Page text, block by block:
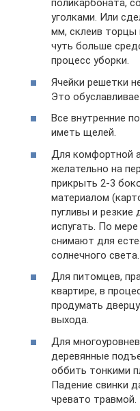
поликарбоната,
уголками. Или
мм, склеив торцы
чуть больше
процесс уборки.
Ячейки решетки
Это
Все внутренние
иметь щелей.
Для комфортной
желательно на
прикрыть 2-3
материалом
пугливы и
испугать. По
снимают для
солнечного света.
Для питомцев,
квартире, в
продумать
выхода.
Для
деревянные
оббить тонкими
Падение свинки
чревато травмой.